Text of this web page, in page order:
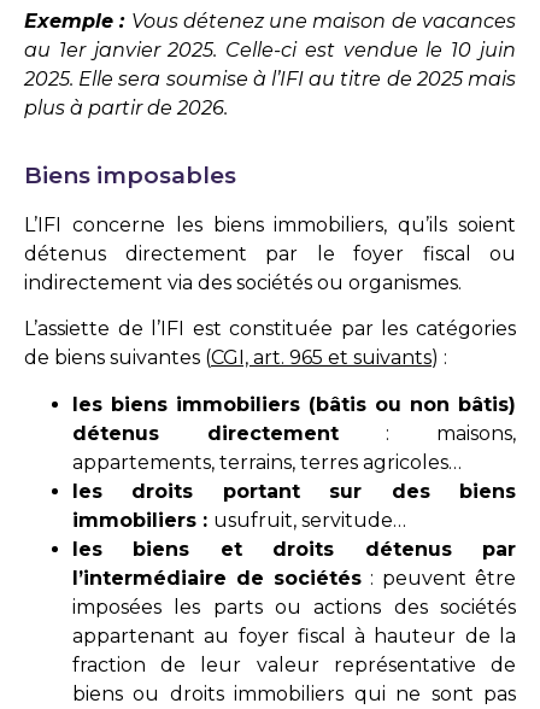
Exemple : Vous détenez une maison de vacances
au 1er janvier 2025. Celle-ci est vendue le 10 juin
2025. Elle sera soumise à l’IFI au titre de 2025 mais
plus à partir de 2026.
Biens imposables
L’IFI concerne les biens immobiliers, qu’ils soient
détenus directement par le foyer fiscal ou
indirectement via des sociétés ou organismes.
L’assiette de l’IFI est constituée par les catégories
de biens suivantes (CGI, art. 965 et suivants) :
les biens immobiliers (bâtis ou non bâtis)
détenus directement : maisons,
appartements, terrains, terres agricoles…
les droits portant sur des biens
immobiliers : usufruit, servitude…
les biens et droits détenus par
l’intermédiaire de sociétés : peuvent être
imposées les parts ou actions des sociétés
appartenant au foyer fiscal à hauteur de la
fraction de leur valeur représentative de
biens ou droits immobiliers qui ne sont pas